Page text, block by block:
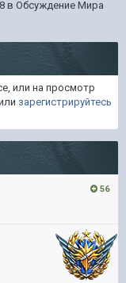
в Обсуждение Мира
или на просмотр
зарегистрируйтесь
56